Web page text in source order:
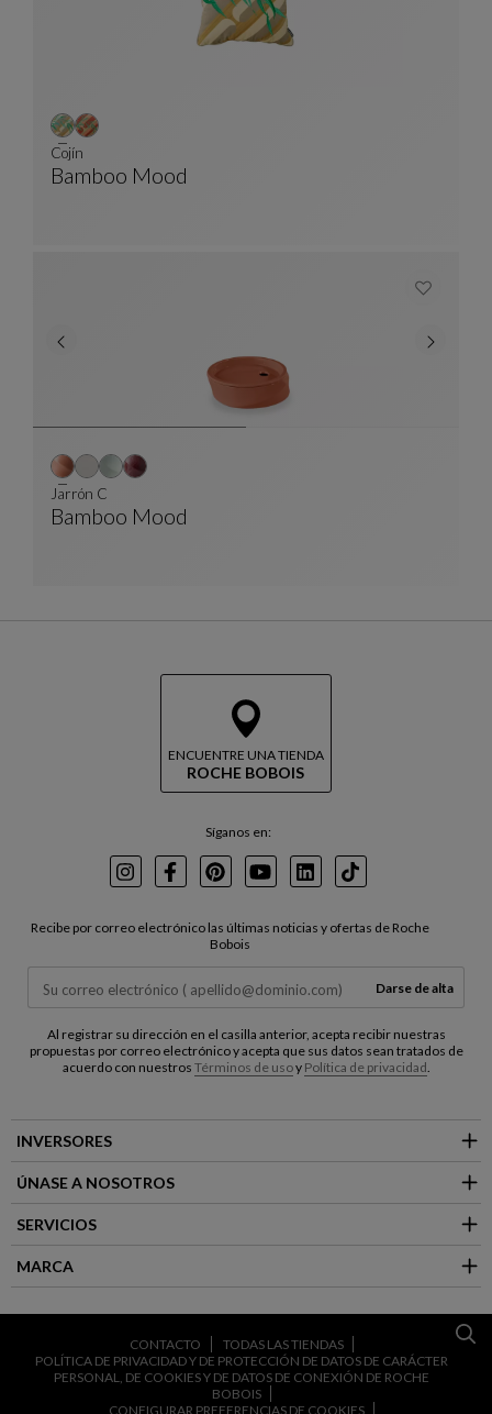
Bamboo Mood
Cojín
Bamboo Mood
Jarrón C
ENCUENTRE UNA TIENDA
ROCHE BOBOIS
Síganos en:
InstagramFacebookPinterest
YoutubeLinkedInTikTok
Recibe por correo electrónico las últimas noticias y ofertas de Roche
Bobois
Darse de alta
Al registrar su dirección en el casilla anterior, acepta recibir nuestras
propuestas por correo electrónico y acepta que sus datos sean tratados de
acuerdo con nuestros Términos de usoy Política de privacidad.
INVERSORES
ÚNASE A NOSOTROS
SERVICIOS
MARCA
CONTACTO
TODAS LAS TIENDAS
POLÍTICA DE PRIVACIDAD Y DE PROTECCIÓN DE DATOS DE CARÁCTER
PERSONAL, DE COOKIES Y DE DATOS DE CONEXIÓN DE ROCHE
BOBOIS
CONFIGURAR PREFERENCIAS DE COOKIES